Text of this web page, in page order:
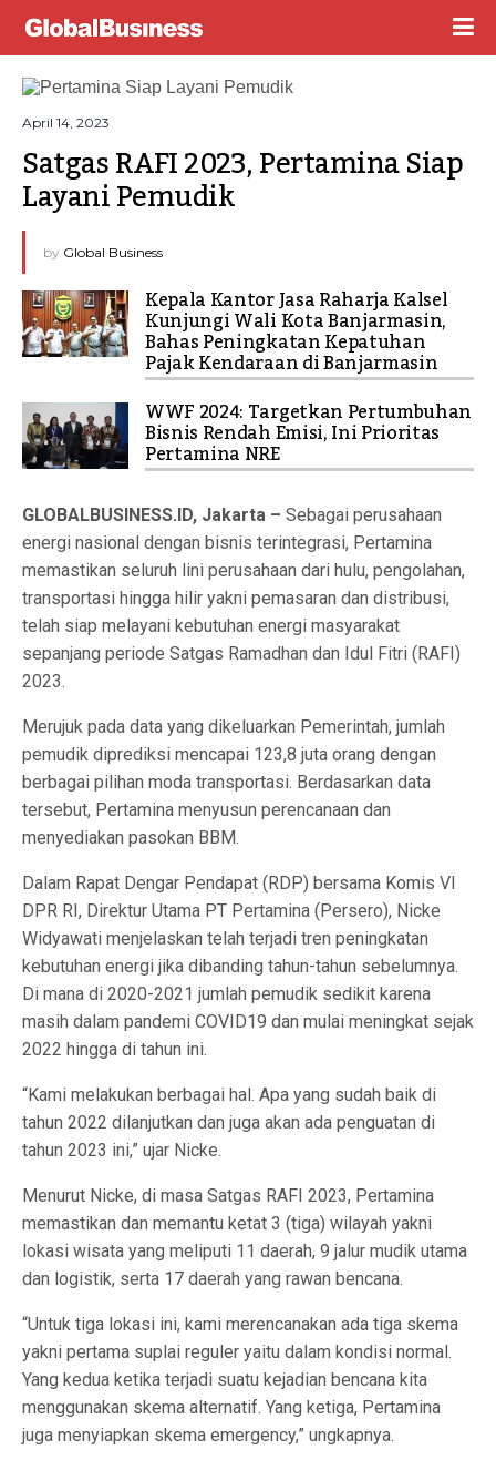
April 14, 2023
Satgas RAFI 2023, Pertamina Siap
Layani Pemudik
by Global Business
Kepala Kantor Jasa Raharja Kalsel
Kunjungi Wali Kota Banjarmasin,
Bahas Peningkatan Kepatuhan
Pajak Kendaraan di Banjarmasin
WWF 2024: Targetkan Pertumbuhan
Bisnis Rendah Emisi, Ini Prioritas
Pertamina NRE
GLOBALBUSINESS.ID, Jakarta – Sebagai perusahaan
energi nasional dengan bisnis terintegrasi, Pertamina
memastikan seluruh lini perusahaan dari hulu, pengolahan,
transportasi hingga hilir yakni pemasaran dan distribusi,
telah siap melayani kebutuhan energi masyarakat
sepanjang periode Satgas Ramadhan dan Idul Fitri (RAFI)
2023.
Merujuk pada data yang dikeluarkan Pemerintah, jumlah
pemudik diprediksi mencapai 123,8 juta orang dengan
berbagai pilihan moda transportasi. Berdasarkan data
tersebut, Pertamina menyusun perencanaan dan
menyediakan pasokan BBM.
Dalam Rapat Dengar Pendapat (RDP) bersama Komis VI
DPR RI, Direktur Utama PT Pertamina (Persero), Nicke
Widyawati menjelaskan telah terjadi tren peningkatan
kebutuhan energi jika dibanding tahun-tahun sebelumnya.
Di mana di 2020-2021 jumlah pemudik sedikit karena
masih dalam pandemi COVID19 dan mulai meningkat sejak
2022 hingga di tahun ini.
“Kami melakukan berbagai hal. Apa yang sudah baik di
tahun 2022 dilanjutkan dan juga akan ada penguatan di
tahun 2023 ini,” ujar Nicke.
Menurut Nicke, di masa Satgas RAFI 2023, Pertamina
memastikan dan memantu ketat 3 (tiga) wilayah yakni
lokasi wisata yang meliputi 11 daerah, 9 jalur mudik utama
dan logistik, serta 17 daerah yang rawan bencana.
“Untuk tiga lokasi ini, kami merencanakan ada tiga skema
yakni pertama suplai reguler yaitu dalam kondisi normal.
Yang kedua ketika terjadi suatu kejadian bencana kita
menggunakan skema alternatif. Yang ketiga, Pertamina
juga menyiapkan skema emergency,” ungkapnya.